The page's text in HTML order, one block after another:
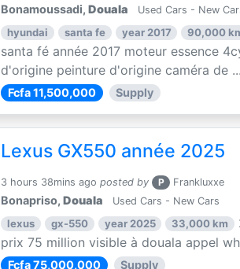
Bonamoussadi,Douala Used Cars - New
hyundai santa fe year 2017 90,000
santa fé année 2017 moteur essence
d'origine peinture d'origine caméra de ...
Fcfa 11,500,000 Supply
Lexus GX550 année 2025
3 hours 38mins ago posted by P Frankluxxe
Bonapriso,Douala Used Cars - New Cars
lexus gx-550 year 2025 33,000 km
prix 75 million visible à douala appel
Fcfa 75,000,000 Supply